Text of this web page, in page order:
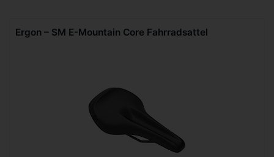
Ergon – SM E-Mountain Core Fahrradsattel